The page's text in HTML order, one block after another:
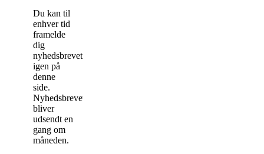
Du kan til
enhver tid
framelde
dig
nyhedsbrevet
igen på
denne
side.
Nyhedsbrevet
bliver
udsendt en
gang om
måneden.